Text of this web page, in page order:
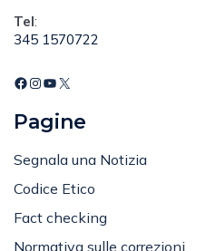
Tel:
345 1570722
Pagine
Segnala una Notizia
Codice Etico
Fact checking
Normativa sulle correzioni